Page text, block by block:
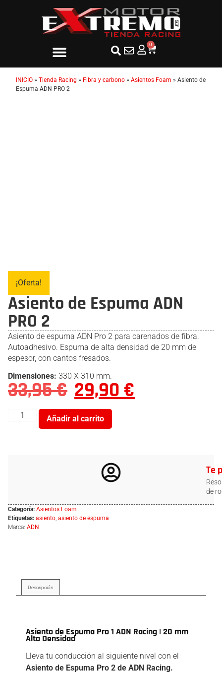
0
INICIO » Tienda Racing » Fibra y carbono » Asientos Foam » Asiento de
Espuma ADN PRO 2
¡Oferta!
Asiento de Espuma ADN
PRO 2
Asiento de espuma ADN Pro 2 para carenados de fibra.
Autoadhesivo. Espuma de alta densidad de 20 mm de
espesor, con cantos fresados.
Dimensiones: 330 X 310 mm.
33,95€ 29,90€
Añadir al carrito
Te
de
Categoría: Asientos Foam
Etiquetas: asiento, asiento de espuma
Marca: ADN
Descripción
Asiento de Espuma Pro 1 ADN Racing | 20 mm
Alta Densidad
Lleva tu conducción al siguiente nivel con el
Asiento de Espuma Pro 2 de ADN Racing.